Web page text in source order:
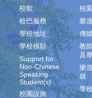
校歌
校巴服務
學校地址
學校橫額
Support for
Non-Chinese
Speaking
Student(s)
校園設施
校
樂
傳
教
及
樂
就
學